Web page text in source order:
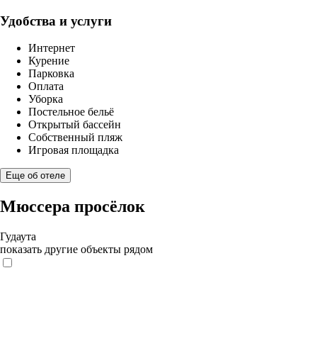
Удобства и услуги
Интернет
Курение
Парковка
Оплата
Уборка
Постельное бельё
Открытый бассейн
Собственный пляж
Игровая площадка
Еще об отеле
Мюссера просёлок
Гудаута
показать другие объекты рядом